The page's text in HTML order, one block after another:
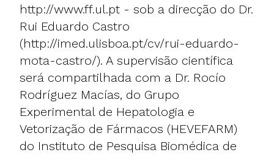
http://www.ff.ul.pt - sob a direcção do Dr.
Rui Eduardo Castro
(http://imed.ulisboa.pt/cv/rui-eduardo-
mota-castro/). A supervisão científica
será compartilhada com a Dr. Rocío
Rodríguez Macías, do Grupo
Experimental de Hepatologia e
Vetorização de Fármacos (HEVEFARM)
do Instituto de Pesquisa Biomédica de